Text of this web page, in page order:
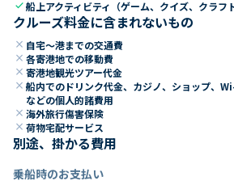
check船上アクティビティ（ゲーム、クイズ、クラフ
クルーズ料金に含まれないもの
close 自宅～港までの交通費
close 各寄港地での移動費
close 寄港地観光ツアー代金
close 船内でのドリンク代金、カジノ、ショップ、
などの個人的諸費用
close 海外旅行傷害保険
close 荷物宅配サービス
別途、掛かる費用
乗船時のお支払い